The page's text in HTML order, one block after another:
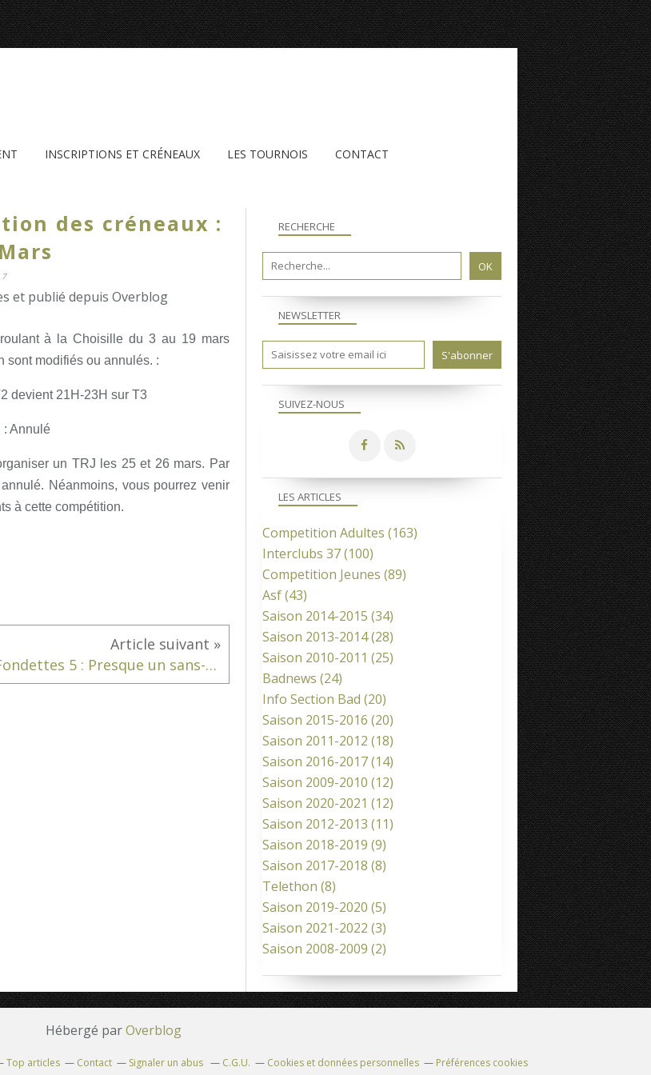
INSCRIPTIONS ET CRÉNEAUX LES TOURNOIS CONTACT
des créneaux :
et publié depuis Overblog
à la Choisille du 3 au 19 mars
sont modifiés ou annulés. :
devient 21H-23H sur T3
: Annulé
un TRJ les 25 et 26 mars. Par
Néanmoins, vous pourrez venir
à cette compétition.
Fondettes 5 : Presque un sans-faute !
NEWSLETTER
SUIVEZ-NOUS
RECHERCHE
LES ARTICLES
Competition Adultes (163)
Interclubs 37(100)
Competition Jeunes (89)
Asf(43)
Saison 2014-2015 (34)
Saison 2013-2014(28)
Saison 2010-2011 (25)
Badnews (24)
Info Section Bad (20)
Saison 2015-2016 (20)
Saison 2011-2012 (18)
Saison 2016-2017(14)
Saison 2009-2010 (12)
Saison 2020-2021 (12)
Saison 2012-2013 (11)
Saison 2018-2019 (9)
Saison 2017-2018 (8)
Telethon (8)
Saison 2019-2020 (5)
Saison 2021-2022 (3)
Saison 2008-2009 (2)
Hébergé parOverblog
Top articles Contact Signaler un abus C.G.U. Cookies et données personnelles Préférences cookies